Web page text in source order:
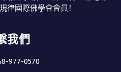
律國際佛學會會員！
繫我們
977-0570